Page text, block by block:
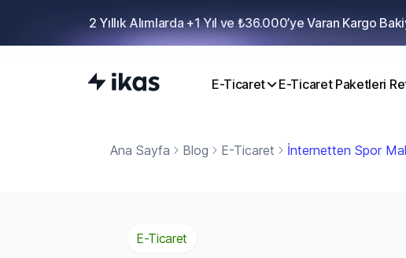
2 Yıllık Alımlarda +1 Yıl ve ₺36.000’ye Varan Kargo
E-Ticaret E-Ticaret Paketleri
Ana Sayfa Blog E-Ticaret İnternetten Spor
E-Ticaret